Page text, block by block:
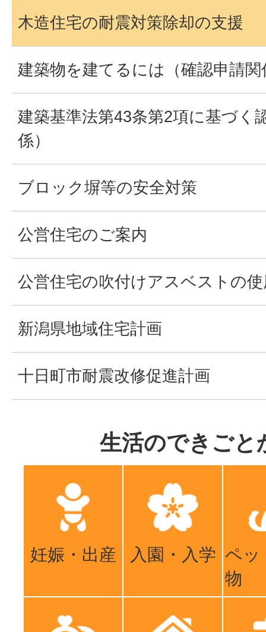
木造住宅の耐震対策除却の支援
建築物を建てるには（確認申請関
建築基準法第43条第2項に基づく
係）
ブロック塀等の安全対策
公営住宅のご案内
公営住宅の吹付けアスベストの
新潟県地域住宅計画
十日町市耐震改修促進計画
生活のできごと
妊娠・出産 入園・入学 ペッ
物